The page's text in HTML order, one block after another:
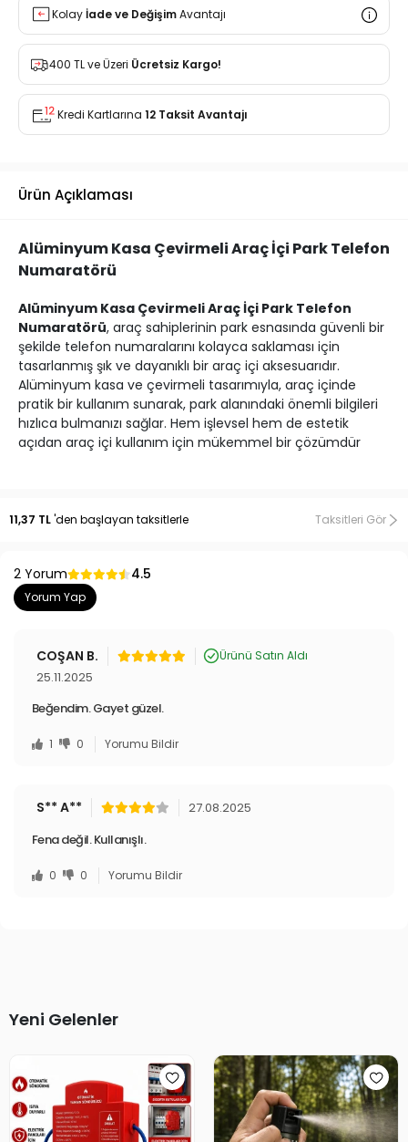
Kolayİade ve DeğişimAvantajı
400 TL ve Üzeri Ücretsiz Kargo!
Kredi Kartlarına 12 Taksit Avantajı
Ürün Açıklaması
Alüminyum Kasa Çevirmeli Araç İçi Park Telefon
Numaratörü
Alüminyum Kasa Çevirmeli Araç İçi Park Telefon
Numaratörü, araç sahiplerinin park esnasında güvenli bir
şekilde telefon numaralarını kolayca saklaması için
tasarlanmış şık ve dayanıklı bir araç içi aksesuarıdır.
Alüminyum kasa ve çevirmeli tasarımıyla, araç içinde
pratik bir kullanım sunarak, park alanındaki önemli bilgileri
hızlıca bulmanızı sağlar. Hem işlevsel hem de estetik
açıdan araç içi kullanım için mükemmel bir çözümdür
11,37 TL'den başlayan taksitlerle Taksitleri Gör
2 Yorum 4.5
Yorum Yap
COŞAN B. Ürünü Satın Aldı
25.11.2025
Beğendim. Gayet güzel.
1 0 Yorumu Bildir
S** A**
27.08.2025
Fena değil. Kullanışlı.
0 0 Yorumu Bildir
Yeni Gelenler